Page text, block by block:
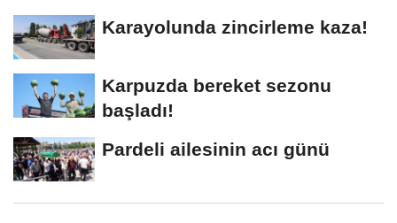
Karayolunda zincirleme kaza!
Karpuzda bereket sezonu
başladı!
Pardeli ailesinin acı günü